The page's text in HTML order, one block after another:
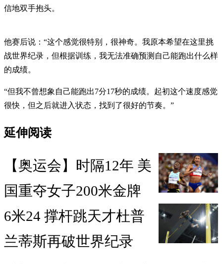
信地双手抱头。
他赛后说：“这个感觉很特别，很神奇。我原本希望在这里挑
战世界纪录，但根据训练，我无法准确预测自己能跑出什么样
的成绩。
“但我不曾想象自己能跑出7分17秒的成绩。起初这个速度感觉
很快，但之后就进入状态，找到了很好的节奏。”
延伸阅读
【奥运会】时隔12年 美
国重夺女子200米金牌
6米24 撑杆跳天才杜普
兰蒂斯再破世界纪录